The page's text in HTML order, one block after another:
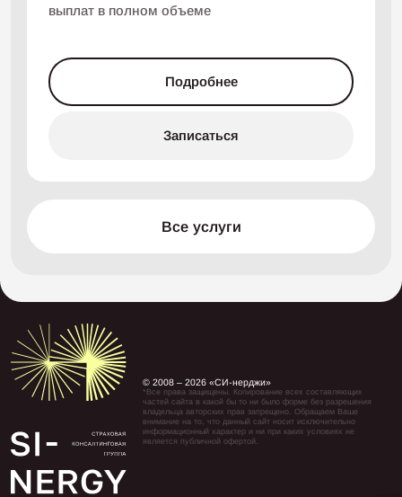
Все услуги
выплат в полном объеме
Подробнее
Записаться
© 2008 – 2026 «СИ-нерджи»
*Все права защищены. Копирование всех составляющих
частей сайта в какой бы то ни было форме без разрешения
владельца авторских прав запрещено. Обращаем Ваше
внимание на то, что данный сайт носит исключительно
информационный характер и ни при каких условиях не
является публичной офертой.